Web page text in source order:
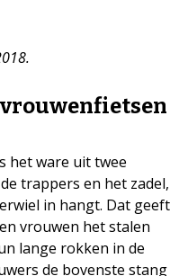
vrouwenfietsen
het ware uit twee
trappers en het zadel,
in hangt. Dat geeft
vrouwen het stalen
lange rokken in de
de bovenste stang